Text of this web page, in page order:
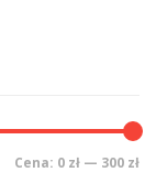
Cena: 0 zł — 300 zł